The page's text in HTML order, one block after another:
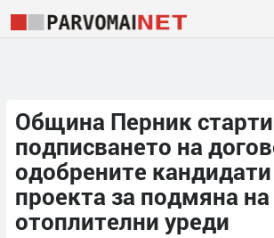
Община Перник
подписването на
одобрените
проекта за подмяна на
отоплителни уреди